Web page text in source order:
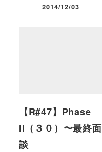
投稿日
2014/12/03
【R#47】Phase
II（３０）〜最終面
談